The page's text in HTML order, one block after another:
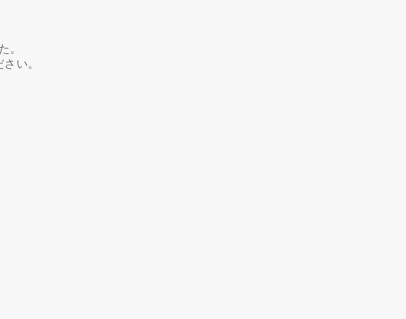
。
い。